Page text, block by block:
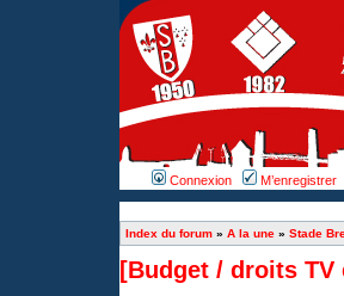
Connexion M’enregistrer
Index du forum » A la une » Stade
[Budget / droits TV